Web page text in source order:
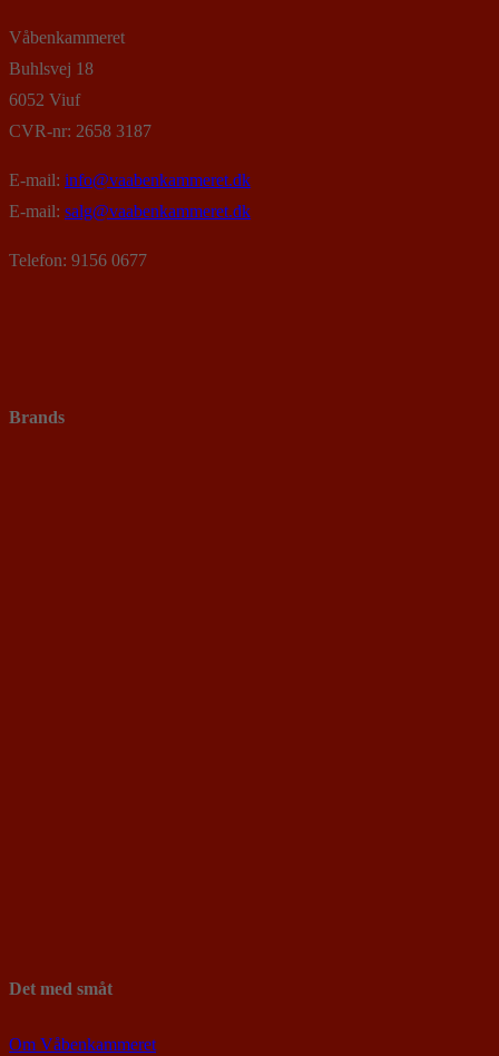
Våbenkammeret
Buhlsvej 18
6052 Viuf
CVR-nr: 2658 3187
E-mail: info@vaabenkammeret.dk
E-mail: salg@vaabenkammeret.dk
Telefon: 9156 0677
Brands
Det med småt
Om Våbenkammeret